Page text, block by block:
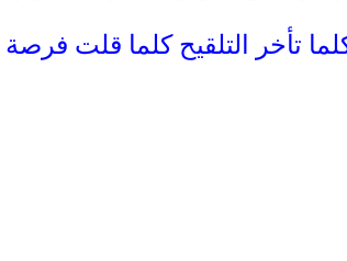
تأخر التلقيح كلما قلت